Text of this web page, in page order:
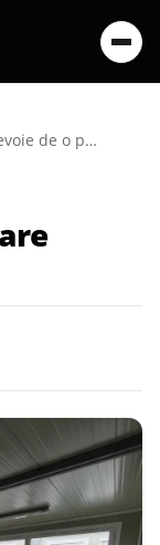
Semne că ficatul tău are nevoie de o pauză